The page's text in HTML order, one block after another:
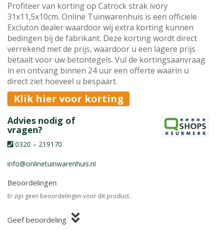
Profiteer van korting op Catrock strak ivory
31x11,5x10cm. Online Tuinwarenhuis is een officiele
Excluton dealer waardoor wij extra korting kunnen
bedingen bij de fabrikant. Deze korting wordt direct
verrekend met de prijs, waardoor u een lagere prijs
betaalt voor uw betontegels. Vul de kortingsaanvraag
in en ontvang binnen 24 uur een offerte waarin u
direct ziet hoeveel u bespaart.
Klik hier voor korting
Advies nodig of
vragen?
0320 – 219170
info@onlinetuinwarenhuis.nl
Beoordelingen
Er zijn geen beoordelingen voor dit product.
Geef beoordeling